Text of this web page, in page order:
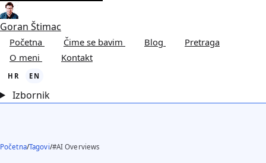
Goran Štimac
Početna Čime se bavim Blog
Pretraga
O meni
Kontakt
HR EN
Izbornik
Početna/Tagovi/#AI Overviews